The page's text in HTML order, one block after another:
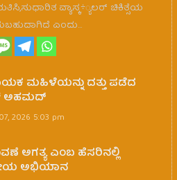
ವ್ಯಾಸ್ಕ÷್ಯಲರ್ ಚಿಕಿತ್ಸೆಯ
ಎಂದು…
ಮಹಿಳೆಯನ್ನು ದತ್ತು ಪಡೆದ
ಅಹಮದ್
2026 5:03 pm
ಅಗತ್ಯ ಎಂಬ ಹೆಸರಿನಲ್ಲಿ
ಅಭಿಯಾನ